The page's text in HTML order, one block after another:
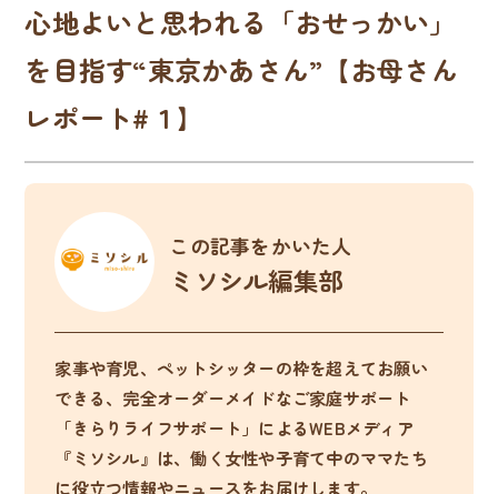
心地よいと思われる「おせっかい」
を目指す“東京かあさん”【お母さん
レポート#１】
この記事をかいた人
ミソシル編集部
家事や育児、ペットシッターの枠を超えてお願い
できる、完全オーダーメイドなご家庭サポート
「きらりライフサポート」によるWEBメディア
『ミソシル』は、働く女性や子育て中のママたち
に役立つ情報やニュースをお届けします。